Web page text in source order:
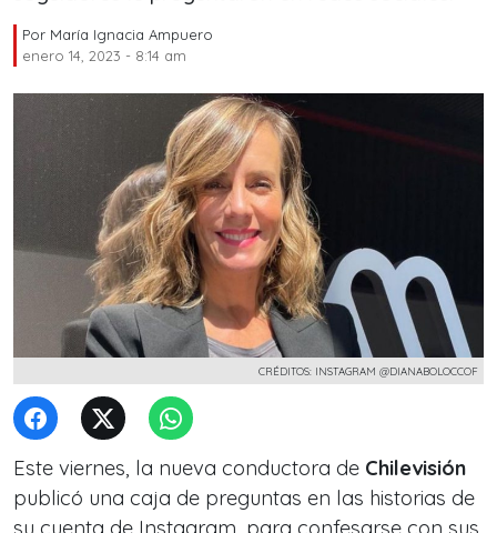
Por María Ignacia Ampuero
enero 14, 2023 - 8:14 am
CRÉDITOS: INSTAGRAM @DIANABOLOCCOF
Este viernes, la nueva conductora de Chilevisión
publicó una caja de preguntas en las historias de